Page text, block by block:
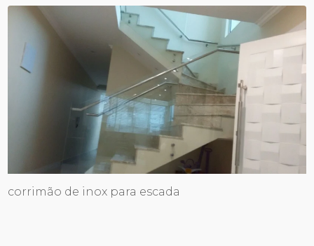
corrimão de inox para escada